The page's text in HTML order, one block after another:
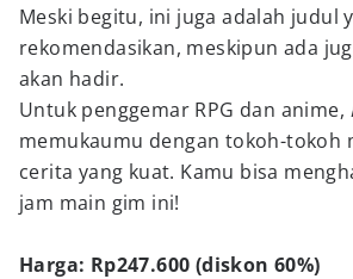
Meski begitu, ini juga adalah judul
rekomendasikan, meskipun ada
akan hadir.
Untuk penggemar RPG dan anime,
memukaumu dengan tokoh-tokoh
cerita yang kuat. Kamu bisa
jam main gim ini!
Harga: Rp247.600 (diskon 60%)